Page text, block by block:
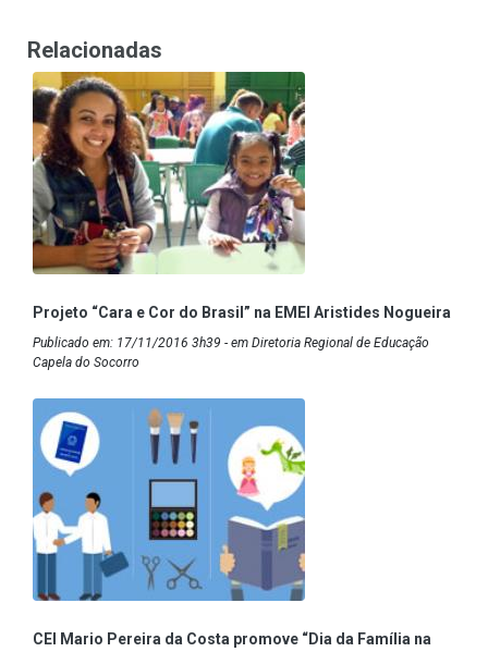
Relacionadas
Projeto “Cara e Cor do Brasil” na EMEI Aristides Nogueira
Publicado em: 17/11/2016 3h39 - em Diretoria Regional de Educação
Capela do Socorro
CEI Mario Pereira da Costa promove “Dia da Família na